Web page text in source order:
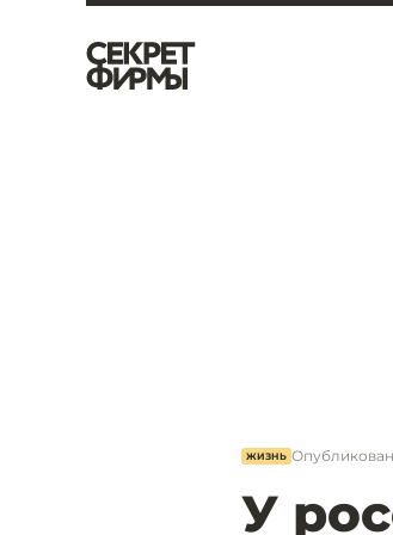
ЖИЗНЬ
У